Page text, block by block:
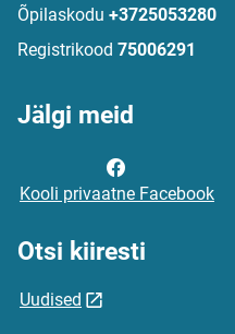
Õpilaskodu +3725053280
Registrikood 75006291
Jälgi meid
Kooli privaatne Facebook
Otsi kiiresti
Uudised